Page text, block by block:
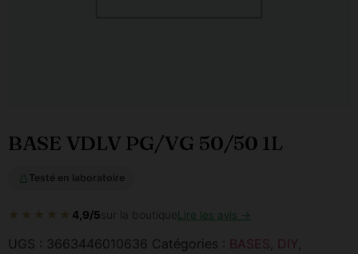
BASE VDLV PG/VG 50/50 1L
Testé en laboratoire
★★★★★ 4,9/5sur la boutiqueLire les avis →
UGS : 3663446010636 Catégories : BASES, DIY,